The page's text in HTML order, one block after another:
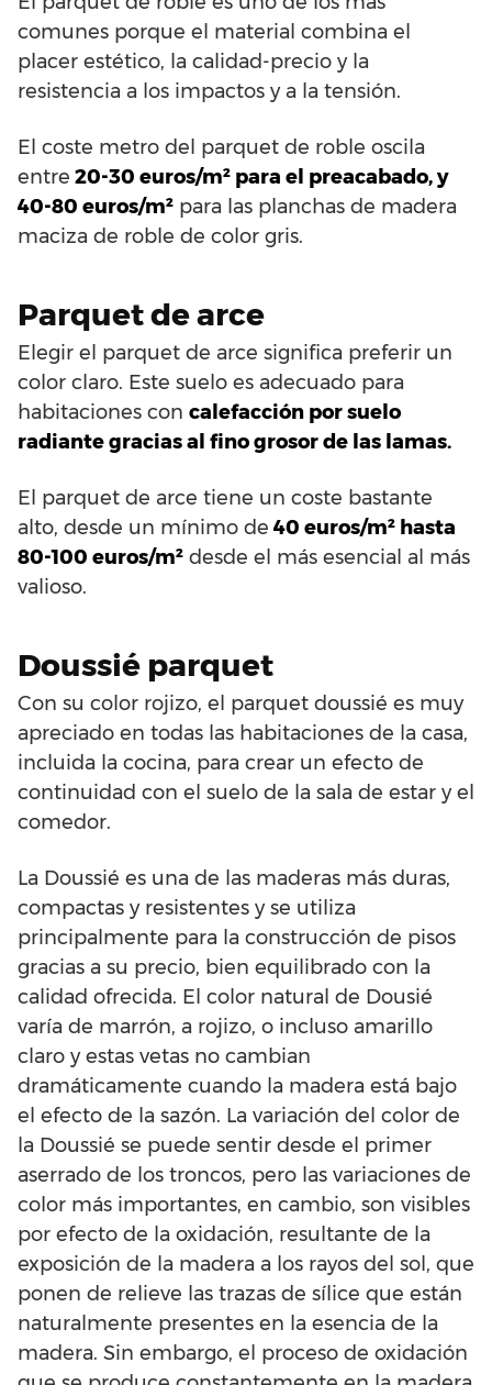
comunes porque el material combina el
placer estético, la calidad-precio y la
resistencia a los impactos y a la tensión.
El coste metro del parquet de roble oscila
entre 20-30 euros/m² para el preacabado, y
40-80 euros/m² para las planchas de madera
maciza de roble de color gris.
Parquet de arce
Elegir el parquet de arce significa preferir un
color claro. Este suelo es adecuado para
habitaciones con calefacción por suelo
radiante gracias al fino grosor de las lamas.
El parquet de arce tiene un coste bastante
alto, desde un mínimo de 40 euros/m² hasta
80-100 euros/m² desde el más esencial al más
valioso.
Doussié parquet
Con su color rojizo, el parquet doussié es muy
apreciado en todas las habitaciones de la casa,
incluida la cocina, para crear un efecto de
continuidad con el suelo de la sala de estar y el
comedor.
La Doussié es una de las maderas más duras,
compactas y resistentes y se utiliza
principalmente para la construcción de pisos
gracias a su precio, bien equilibrado con la
calidad ofrecida. El color natural de Dousié
varía de marrón, a rojizo, o incluso amarillo
claro y estas vetas no cambian
dramáticamente cuando la madera está bajo
el efecto de la sazón. La variación del color de
la Doussié se puede sentir desde el primer
aserrado de los troncos, pero las variaciones de
color más importantes, en cambio, son visibles
por efecto de la oxidación, resultante de la
exposición de la madera a los rayos del sol, que
ponen de relieve las trazas de sílice que están
naturalmente presentes en la esencia de la
madera. Sin embargo, el proceso de oxidación